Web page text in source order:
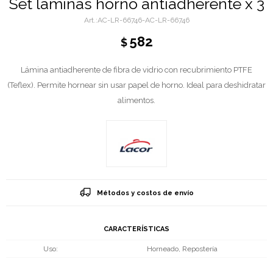
Set laminas horno antiadherente x 3
AC-LR-66746-AC-LR-66746
$ 582
Lámina antiadherente de fibra de vidrio con recubrimiento PTFE
(Teflex). Permite hornear sin usar papel de horno. Ideal para deshidratar
alimentos.
Métodos y costos de envío
CARACTERÍSTICAS
Uso Horneado, Repostería